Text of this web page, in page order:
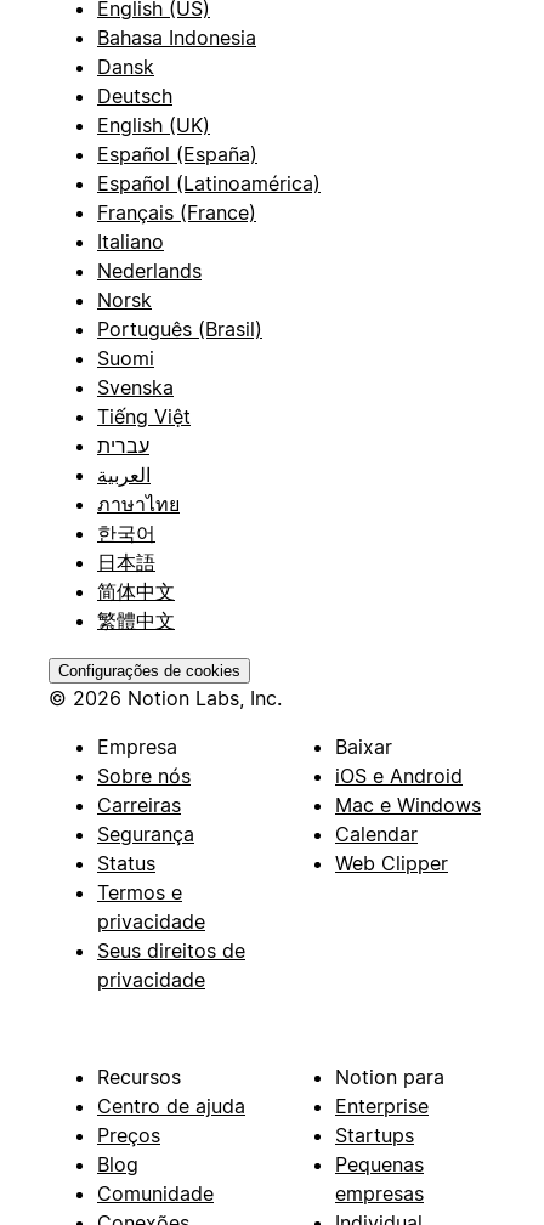
English (US)
Bahasa Indonesia
Dansk
Deutsch
English (UK)
Español (España)
Español (Latinoamérica)
Français (France)
Italiano
Nederlands
Norsk
Português (Brasil)
Suomi
Svenska
Tiếng Việt
עברית
العربية
ภาษาไทย
한국어
日本語
简体中文
繁體中文
Configurações de cookies
© 2026 Notion Labs, Inc.
Empresa
Sobre nós
Carreiras
Segurança
Status
Termos e
privacidade
Seus direitos de
privacidade
Baixar
iOS e Android
Mac e Windows
Calendar
Web Clipper
Recursos
Centro de ajuda
Preços
Blog
Comunidade
Notion para
Enterprise
Startups
Pequenas
empresas